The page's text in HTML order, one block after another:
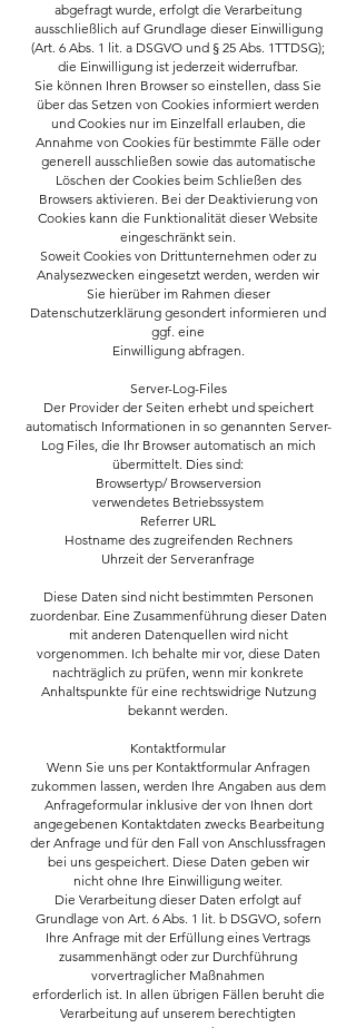
abgefragt wurde, erfolgt die Verarbeitung
ausschließlich auf Grundlage dieser Einwilligung
(Art. 6 Abs. 1 lit. a DSGVO und § 25 Abs. 1TTDSG);
die Einwilligung ist jederzeit widerrufbar.
Sie können Ihren Browser so einstellen, dass Sie
über das Setzen von Cookies informiert werden
und Cookies nur im Einzelfall erlauben, die
Annahme von Cookies für bestimmte Fälle oder
generell ausschließen sowie das automatische
Löschen der Cookies beim Schließen des
Browsers aktivieren. Bei der Deaktivierung von
Cookies kann die Funktionalität dieser Website
eingeschränkt sein.
Soweit Cookies von Drittunternehmen oder zu
Analysezwecken eingesetzt werden, werden wir
Sie hierüber im Rahmen dieser
Datenschutzerklärung gesondert informieren und
ggf. eine
Einwilligung abfragen.
Server-Log-Files
Der Provider der Seiten erhebt und speichert
automatisch Informationen in so genannten Server-
Log Files, die Ihr Browser automatisch an mich
übermittelt. Dies sind:
Browsertyp/ Browserversion
verwendetes Betriebssystem
Referrer URL
Hostname des zugreifenden Rechners
Uhrzeit der Serveranfrage
Diese Daten sind nicht bestimmten Personen
zuordenbar. Eine Zusammenführung dieser Daten
mit anderen Datenquellen wird nicht
vorgenommen. Ich behalte mir vor, diese Daten
nachträglich zu prüfen, wenn mir konkrete
Anhaltspunkte für eine rechtswidrige Nutzung
bekannt werden.
Kontaktformular
Wenn Sie uns per Kontaktformular Anfragen
zukommen lassen, werden Ihre Angaben aus dem
Anfrageformular inklusive der von Ihnen dort
angegebenen Kontaktdaten zwecks Bearbeitung
der Anfrage und für den Fall von Anschlussfragen
bei uns gespeichert. Diese Daten geben wir
nicht ohne Ihre Einwilligung weiter.
Die Verarbeitung dieser Daten erfolgt auf
Grundlage von Art. 6 Abs. 1 lit. b DSGVO, sofern
Ihre Anfrage mit der Erfüllung eines Vertrags
zusammenhängt oder zur Durchführung
vorvertraglicher Maßnahmen
erforderlich ist. In allen übrigen Fällen beruht die
Verarbeitung auf unserem berechtigten